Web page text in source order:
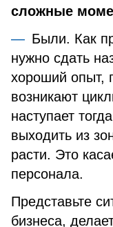
сложные
Были. Как
нужно сдать
хороший опыт,
возникают
наступает
выходить из
расти. Это
персонала.
Представьте
бизнеса,